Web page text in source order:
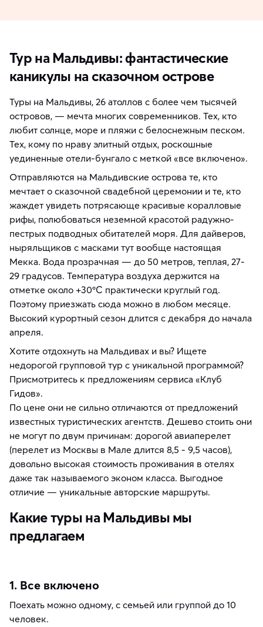
Тур на Мальдивы: фантастические
каникулы на сказочном острове
Туры на Мальдивы, 26 атоллов с более чем тысячей
островов, — мечта многих современников. Тех, кто
любит солнце, море и пляжи с белоснежным песком.
Тех, кому по нраву элитный отдых, роскошные
уединенные отели-бунгало с меткой «все включено».
Отправляются на Мальдивские острова те, кто
мечтает о сказочной свадебной церемонии и те, кто
жаждет увидеть потрясающе красивые коралловые
рифы, полюбоваться неземной красотой радужно-
пестрых подводных обитателей моря. Для дайверов,
ныряльщиков с масками тут вообще настоящая
Мекка. Вода прозрачная — до 50 метров, теплая, 27-
29 градусов. Температура воздуха держится на
отметке около +30ºС практически круглый год.
Поэтому приезжать сюда можно в любом месяце.
Высокий курортный сезон длится с декабря до начала
апреля.
Хотите отдохнуть на Мальдивах и вы? Ищете
недорогой групповой тур с уникальной программой?
Присмотритесь к предложениям сервиса «Клуб
Гидов».
По цене они не сильно отличаются от предложений
известных туристических агентств. Дешево стоить они
не могут по двум причинам: дорогой авиаперелет
(перелет из Москвы в Мале длится 8,5 - 9,5 часов),
довольно высокая стоимость проживания в отелях
даже так называемого эконом класса. Выгодное
отличие — уникальные авторские маршруты.
Какие туры на Мальдивы мы
предлагаем
1. Все включено
Поехать можно одному, с семьей или группой до 10
человек.